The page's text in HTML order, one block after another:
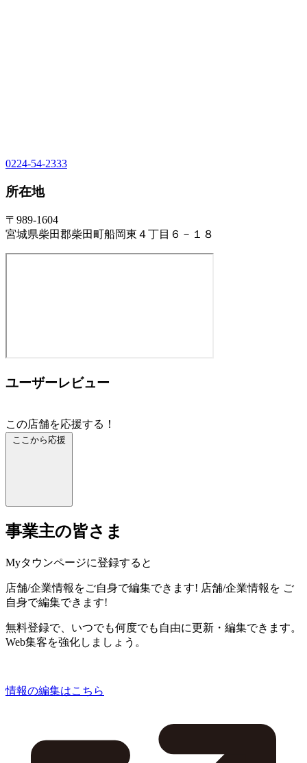
0224-54-2333
所在地
〒989-1604
宮城県柴田郡柴田町船岡東４丁目６－１８
ユーザーレビュー
この店舗を応援する！
ここから応援
事業主の皆さま
Myタウンページに登録すると
店舗/企業情報をご自身で編集できます! 店舗/企業情報を ご
自身で編集できます!
無料登録で、いつでも何度でも自由に更新・編集できます。
Web集客を強化しましょう。
情報の編集はこちら